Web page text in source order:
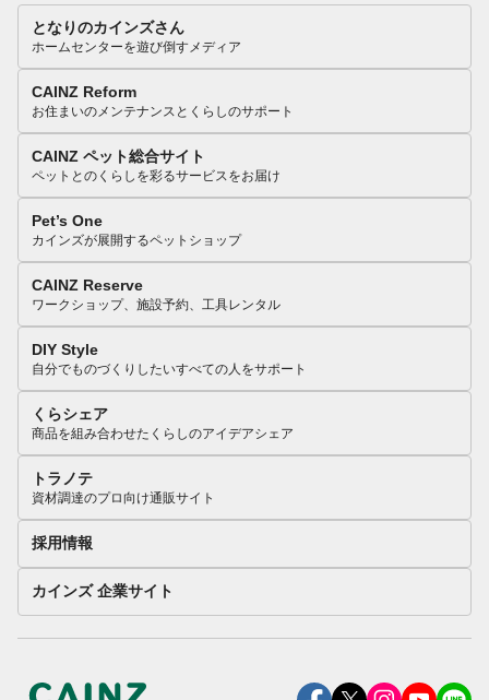
となりのカインズさん
ホームセンターを遊び倒すメディア
CAINZ Reform
お住まいのメンテナンスとくらしのサポート
CAINZ ペット総合サイト
ペットとのくらしを彩るサービスをお届け
Pet’s One
カインズが展開するペットショップ
CAINZ Reserve
ワークショップ、施設予約、工具レンタル
DIY Style
自分でものづくりしたいすべての人をサポート
くらシェア
商品を組み合わせたくらしのアイデアシェア
トラノテ
資材調達のプロ向け通販サイト
採用情報
カインズ 企業サイト